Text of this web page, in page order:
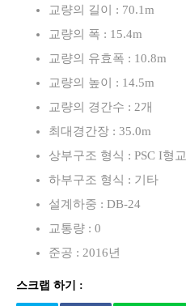
교량의 길이 : 70.1m
교량의 폭 : 15.4m
교량의 유효폭 : 10.8m
교량의 높이 : 14.5m
교량의 경간수 : 2개
최대경간장 : 35.0m
상부구조 형식 : PSC I형교
하부구조 형식 : 기타
설계하중 : DB-24
교통량 : 0
준공 : 2016년
스크랩 하기 :